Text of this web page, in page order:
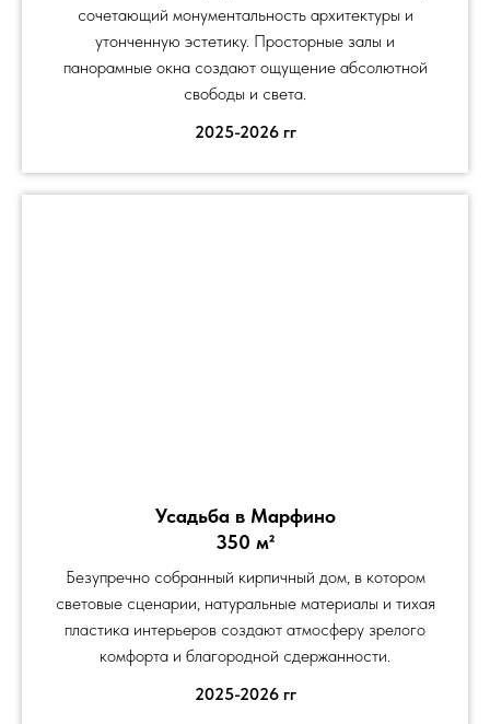
сочетающий монументальность архитектуры и
утонченную эстетику. Просторные залы и
панорамные окна создают ощущение абсолютной
свободы и света.
2025-2026 гг
Усадьба в Марфино
350 м²
Безупречно собранный кирпичный дом, в котором
световые сценарии, натуральные материалы и тихая
пластика интерьеров создают атмосферу зрелого
комфорта и благородной сдержанности.
2025-2026 гг